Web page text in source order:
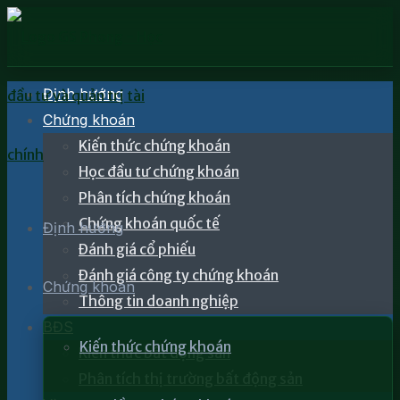
Định hướng
Chứng khoán
Kiến thức chứng khoán
Định hướng
Chứng khoán
Kiến thức chứng khoán
Học đầu tư chứng khoán
Phân tích chứng khoán
Chứng khoán quốc tế
Đánh giá cổ phiếu
Đánh giá công ty chứng khoán
Thông tin doanh nghiệp
BĐS
Kiến thức bất động sản